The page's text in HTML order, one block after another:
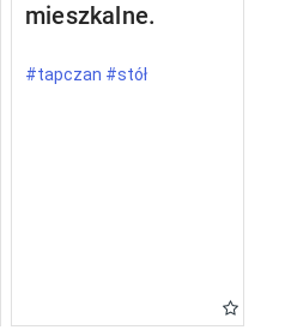
mieszkalne.
#tapczan #stół